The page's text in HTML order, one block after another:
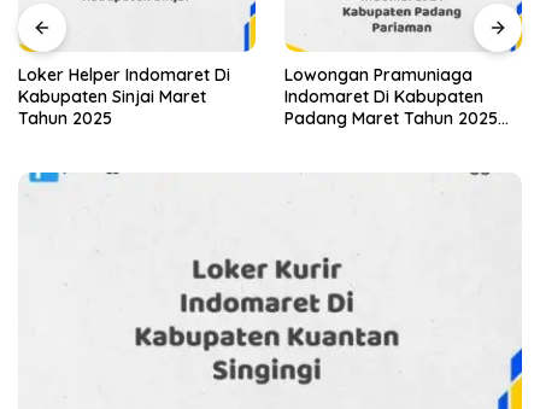
Loker Helper Indomaret Di
Kabupaten Sinjai Maret
Tahun 2025
Lowongan Pramuniaga
Indomaret Di Kabupaten
Padang Maret Tahun 2025